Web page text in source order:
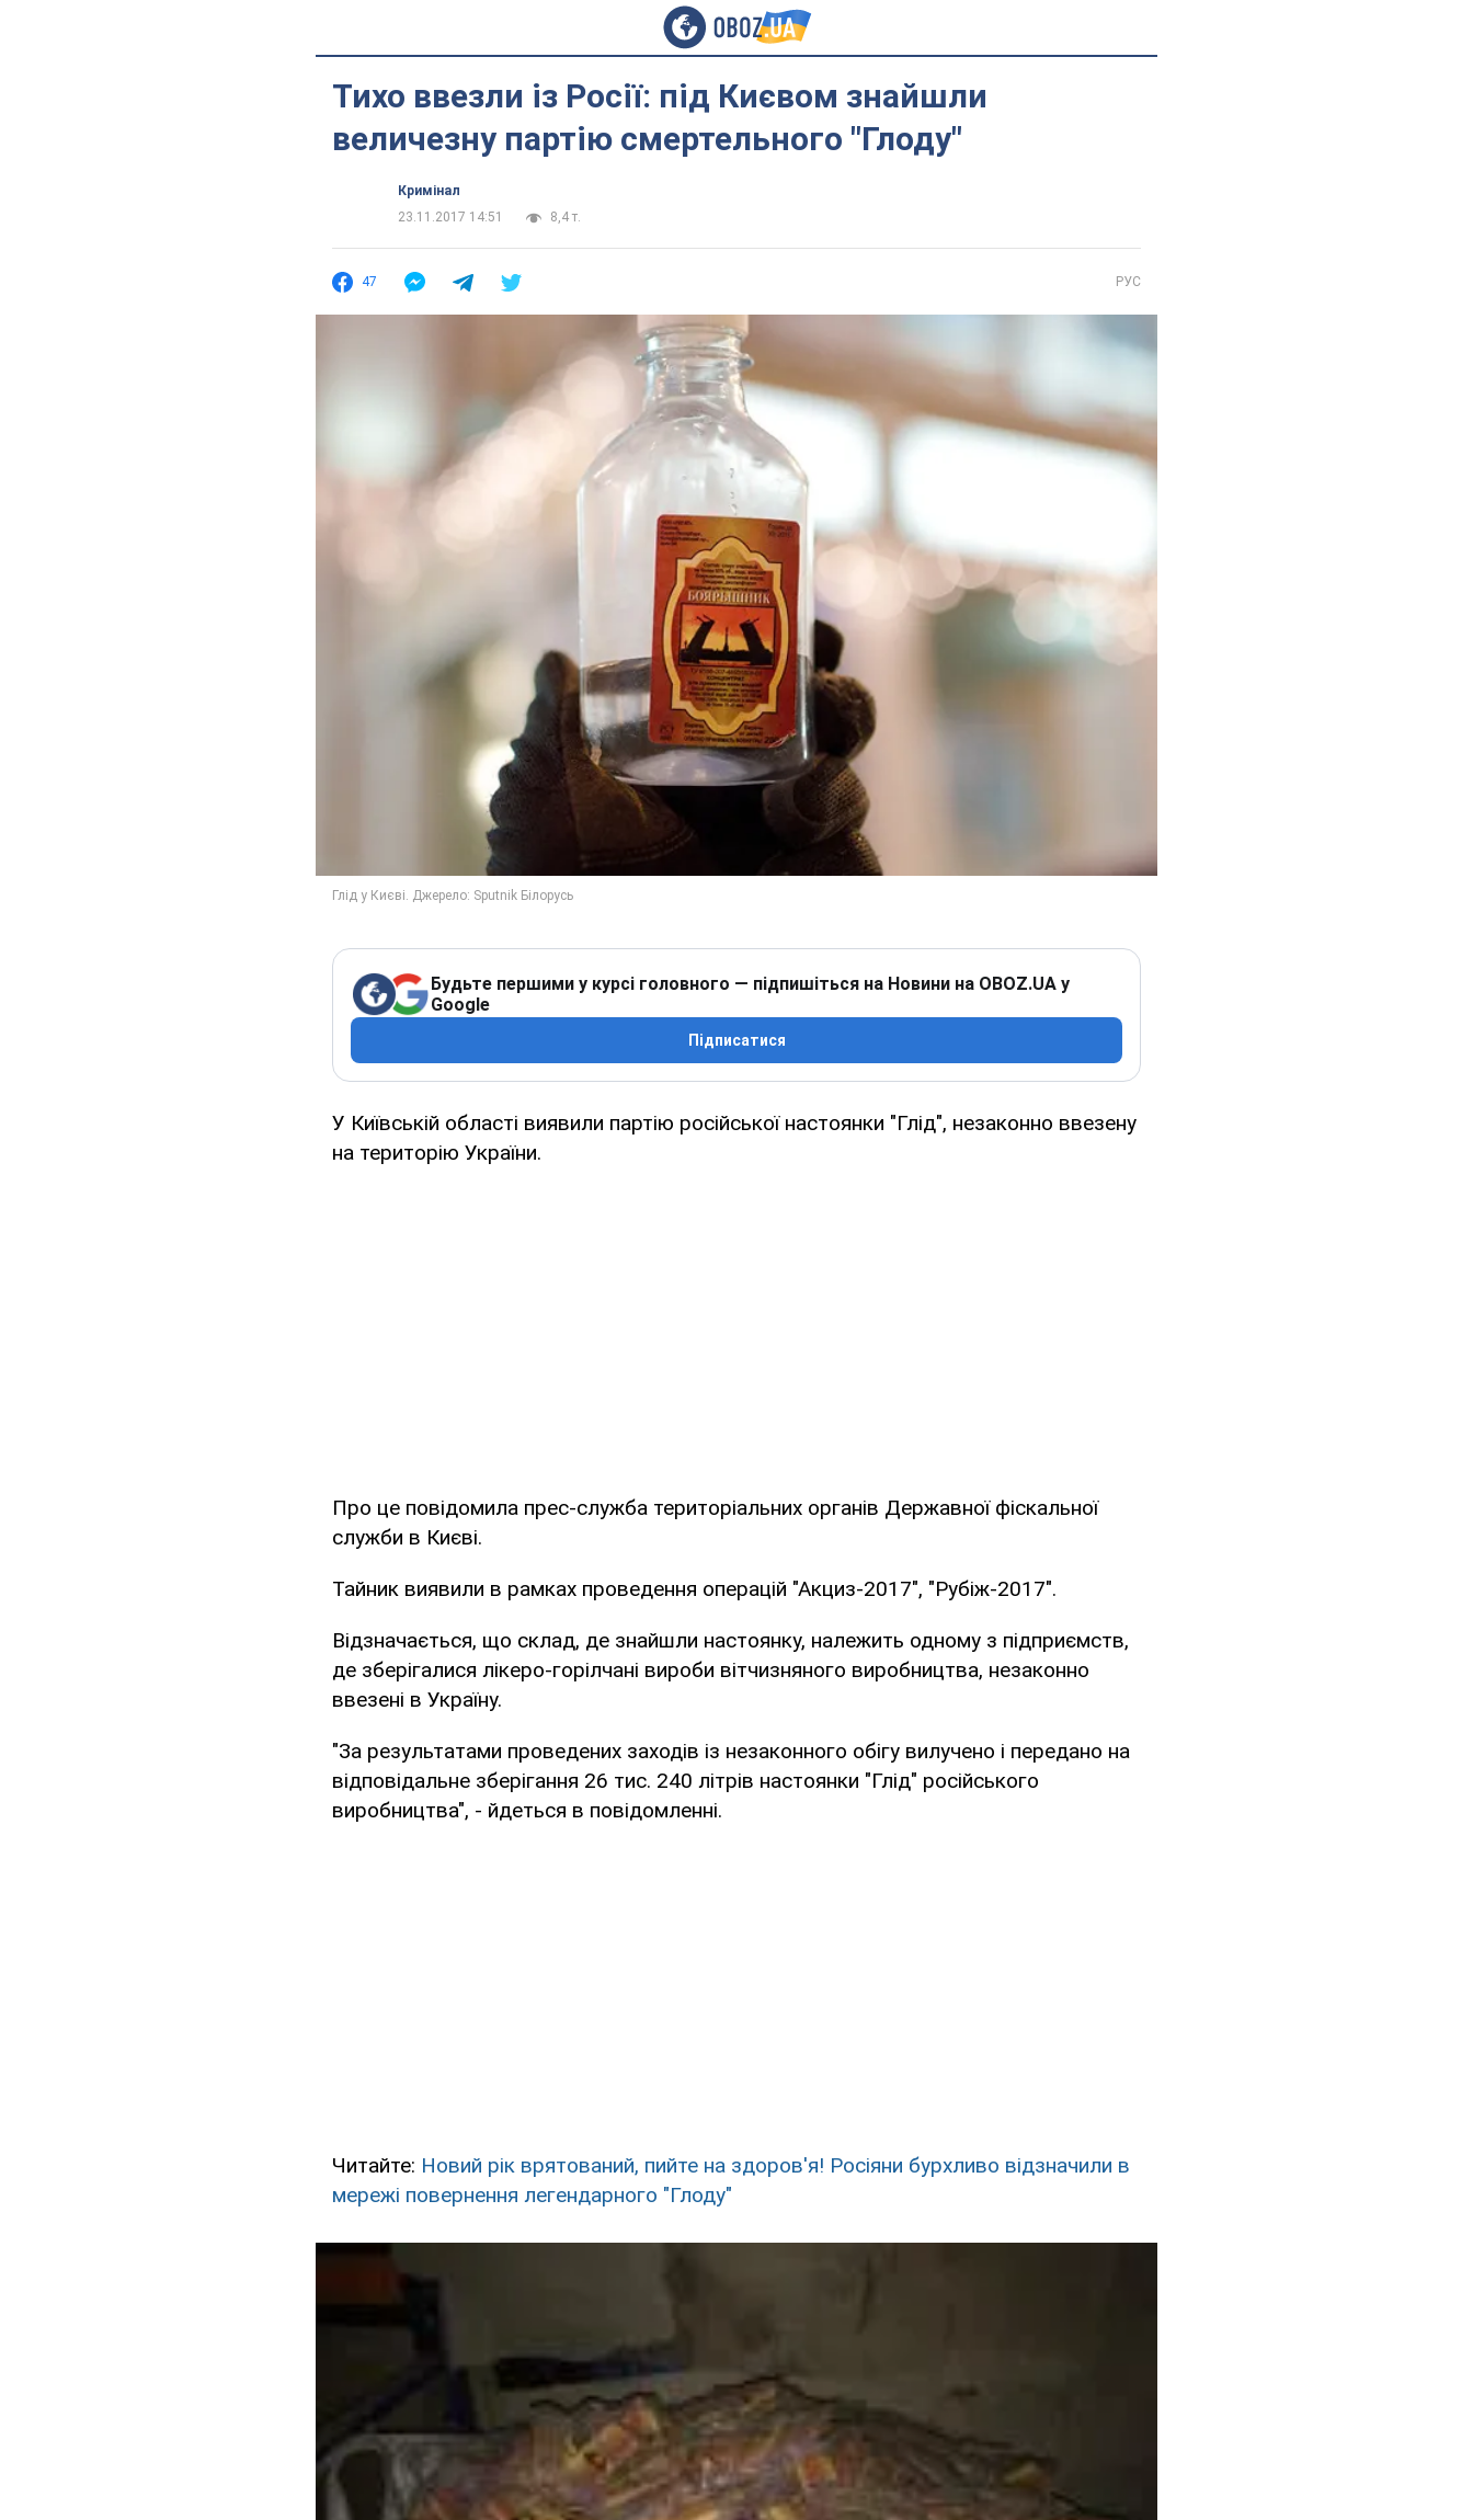
Тихо ввезли із Росії: під Києвом знайшли
величезну партію смертельного "Глоду"
Кримінал
23.11.2017 14:51
8,4 т.
47 РУС
Будьте першими у курсі головного — підпишіться на Новини на OBOZ.UA у
Google
Підписатися
У Київській області виявили партію російської настоянки "Глід", незаконно ввезену
на територію України.
Про це повідомила прес-служба територіальних органів Державної фіскальної
служби в Києві.
Тайник виявили в рамках проведення операцій "Акциз-2017", "Рубіж-2017".
Відзначається, що склад, де знайшли настоянку, належить одному з підприємств,
де зберігалися лікеро-горілчані вироби вітчизняного виробництва, незаконно
ввезені в Україну.
"За результатами проведених заходів із незаконного обігу вилучено і передано на
відповідальне зберігання 26 тис. 240 літрів настоянки "Глід" російського
виробництва", - йдеться в повідомленні.
Читайте: Новий рік врятований, пийте на здоров'я! Росіяни бурхливо відзначили в
мережі повернення легендарного "Глоду"